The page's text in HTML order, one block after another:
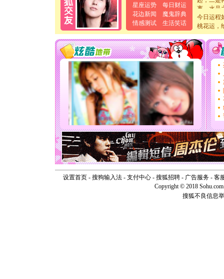
星座运势
每日财运
花边新闻
魔鬼辞典
情感测试
生活笑话
离。水晶
[元旦]当
泣，这痛
卖了。水
[春节]风
颜！冬去
道一声
[春节]
传
片叶子
送你一
[圣诞节]
你太多
要平安
[圣诞节]
能正大
天都要快
[圣诞节]
如意,快
[元旦]看
断电。爱
你是我专
[元旦]
起；二是
离。水晶
今日运程
桃花运，
设置首页- 搜狗输入法- 支付中心- 搜狐招聘- 广告服务- 客
Copyright © 2018
搜狐不良信息